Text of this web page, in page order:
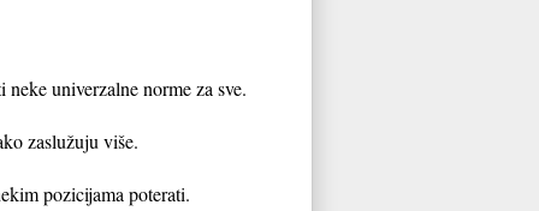
univerzalne norme za sve.
zaslužuju više.
pozicijama poterati.